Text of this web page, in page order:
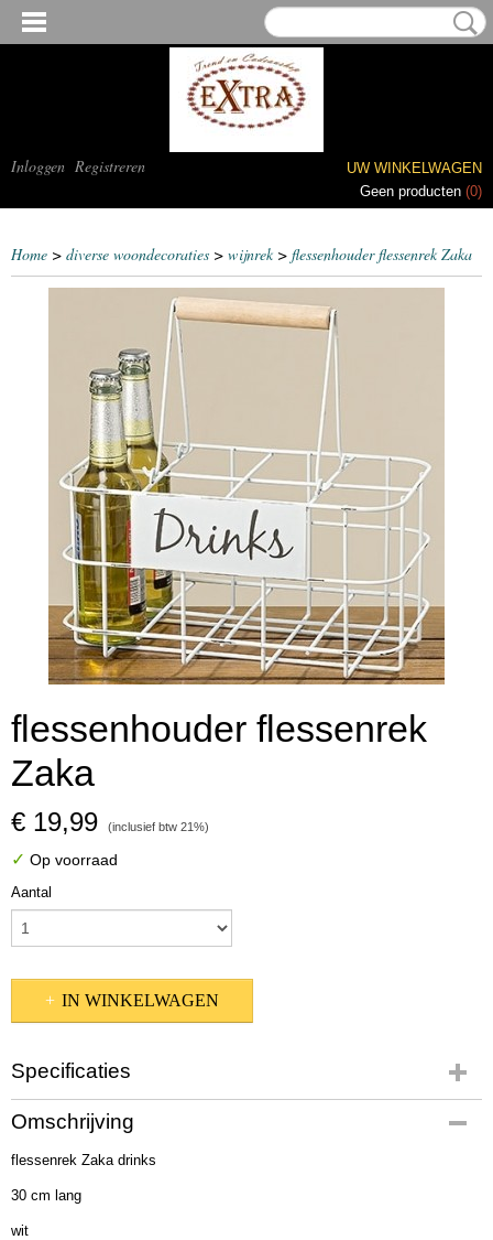
Inloggen Registreren
UW WINKELWAGEN
Geen producten (0)
Home > diverse woondecoraties > wijnrek> flessenhouder flessenrek Zaka
flessenhouder flessenrek
Zaka
€ 19,99 (inclusief btw 21%)
✓ Op voorraad
Aantal
IN WINKELWAGEN
Specificaties
Productcode
1004150
Omschrijving
flessenrek Zaka drinks
30 cm lang
wit